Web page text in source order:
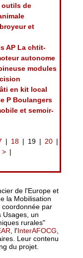
outils de
et
AP La chtit-
autonome
modules
en kit local
P Boulangers
et semoir-
18 19
20
>
de l'Europe et
la Mobilisation
coordonnée par
Usages, un
rurales"
, l'InterAFOCG,
Leur contenu
du projet.